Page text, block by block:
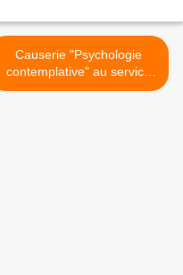
Causerie "Psychologie
contemplative" au service
des émotions >